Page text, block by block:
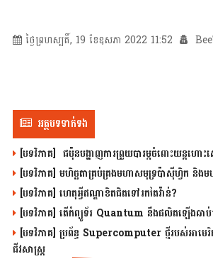
ថ្ងៃព្រហស្បតិ៍, 19 ខែឧសភា 2022 11:52
អត្ថបទទាក់ទង
[បទវិភាគ] ជប៉ុនបង្ហាញការព្រួយបារម្ភចំពោះយន្តហ
[បទវិភាគ] មហិច្ឆតាគ្រប់គ្រងមហាសមុទ្រប៉ាស៊ីហ្វិក និង
[បទវិភាគ] ហេតុអ្វីឥណ្ឌាខិតជិតទៅរកតៃវ៉ាន់?
[បទវិភាគ] តើកំព្យូទ័រ Quantum នឹងផលិតឡើងឆា
[បទវិភាគ] ប្រព័ន្ធ Supercomputer ថ្មីរបស់អាមេរិ
ជីវសាស្រ្ត